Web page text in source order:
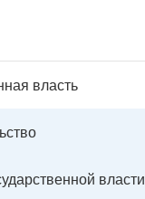
власть
власти